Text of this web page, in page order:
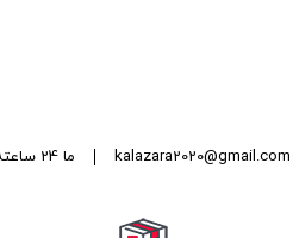
kalazara2020@gmail.com ما 24 ساعته 7 روز هفته پاسخگوی شما هستیم.